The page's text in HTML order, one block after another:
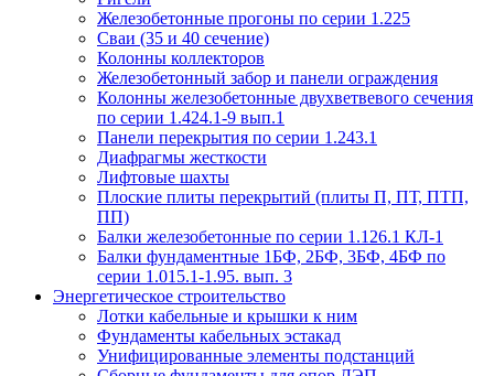
Железобетонные прогоны по серии 1.225
Сваи (35 и 40 сечение)
Колонны коллекторов
Железобетонный забор и панели ограждения
Колонны железобетонные двухветвевого сечения
по серии 1.424.1-9 вып.1
Панели перекрытия по серии 1.243.1
Диафрагмы жесткости
Лифтовые шахты
Плоские плиты перекрытий (плиты П, ПТ, ПТП,
ПП)
Балки железобетонные по серии 1.126.1 КЛ-1
Балки фундаментные 1БФ, 2БФ, 3БФ, 4БФ по
серии 1.015.1-1.95. вып. 3
Энергетическое строительство
Лотки кабельные и крышки к ним
Фундаменты кабельных эстакад
Унифицированные элементы подстанций